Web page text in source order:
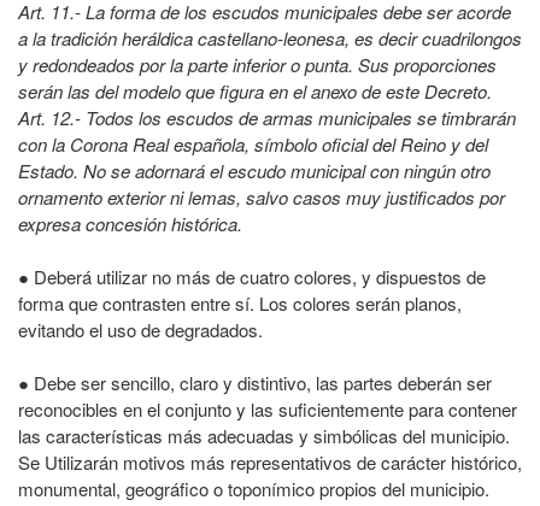
Art. 11.- La forma de los escudos municipales debe ser acorde
a la tradición heráldica castellano-leonesa, es decir cuadrilongos
y redondeados por la parte inferior o punta. Sus proporciones
serán las del modelo que figura en el anexo de este Decreto.
Art. 12.- Todos los escudos de armas municipales se timbrarán
con la Corona Real española, símbolo oficial del Reino y del
Estado. No se adornará el escudo municipal con ningún otro
ornamento exterior ni lemas, salvo casos muy justificados por
expresa concesión histórica.
● Deberá utilizar no más de cuatro colores, y dispuestos de
forma que contrasten entre sí. Los colores serán planos,
evitando el uso de degradados.
● Debe ser sencillo, claro y distintivo, las partes deberán ser
reconocibles en el conjunto y las suficientemente para contener
las características más adecuadas y simbólicas del municipio.
Se Utilizarán motivos más representativos de carácter histórico,
monumental, geográfico o toponímico propios del municipio.